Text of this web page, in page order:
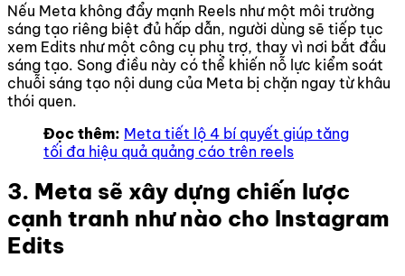
Nếu Meta không đẩy mạnh Reels như một môi trường
sáng tạo riêng biệt đủ hấp dẫn, người dùng sẽ tiếp tục
xem Edits như một công cụ phụ trợ, thay vì nơi bắt đầu
sáng tạo. Song điều này có thể khiến nỗ lực kiểm soát
chuỗi sáng tạo nội dung của Meta bị chặn ngay từ khâu
thói quen.
Đọc thêm: Meta tiết lộ 4 bí quyết giúp tăng
tối đa hiệu quả quảng cáo trên reels
3. Meta sẽ xây dựng chiến lược
cạnh tranh như nào cho Instagram
Edits